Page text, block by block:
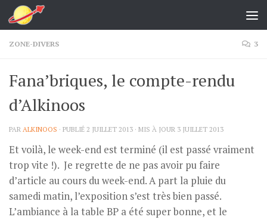
Skip to content
ZONE-DIVERS 3
Fana’briques, le compte-rendu
d’Alkinoos
PAR ALKINOOS · PUBLIÉ 2 JUILLET 2013 · MIS À JOUR 3 JUILLET 2013
Et voilà, le week-end est terminé (il est passé vraiment
trop vite !). Je regrette de ne pas avoir pu faire
d’article au cours du week-end. A part la pluie du
samedi matin, l’exposition s’est très bien passé.
L’ambiance à la table BP a été super bonne, et le